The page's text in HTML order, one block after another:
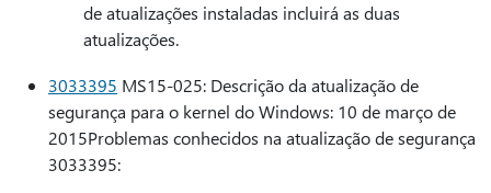
de atualizações instaladas incluirá as duas
atualizações.
3033395 MS15-025: Descrição da atualização de
segurança para o kernel do Windows: 10 de março de
2015Problemas conhecidos na atualização de segurança
3033395: